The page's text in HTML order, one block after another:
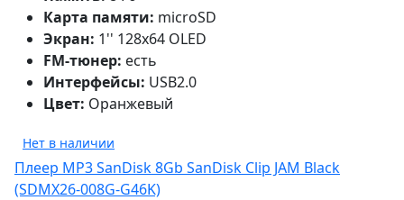
Карта памяти: microSD
Экран: 1'' 128x64 OLED
FM-тюнер: есть
Интерфейсы: USB2.0
Цвет: Оранжевый
Нет в наличии
Плеер MP3 SanDisk 8Gb SanDisk Clip JAM Black
(SDMX26-008G-G46K)